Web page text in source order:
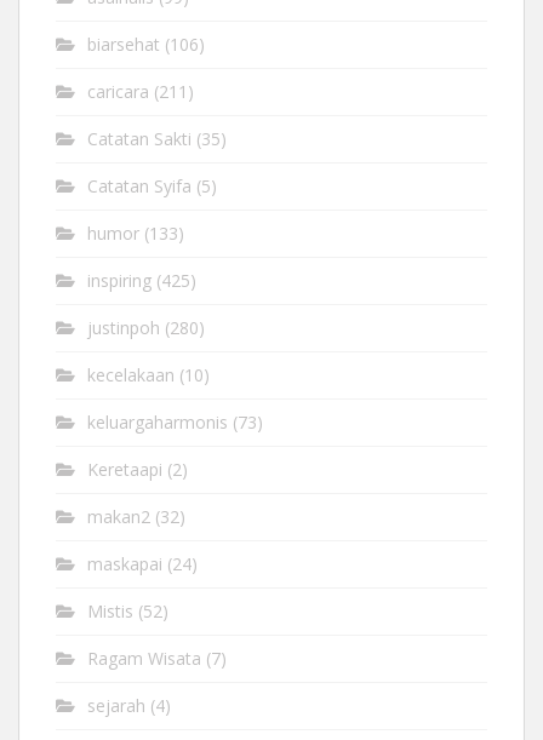
biarsehat (106)
caricara (211)
Catatan Sakti (35)
Catatan Syifa (5)
humor (133)
inspiring (425)
justinpoh (280)
kecelakaan (10)
keluargaharmonis (73)
Keretaapi (2)
makan2 (32)
maskapai (24)
Mistis (52)
Ragam Wisata (7)
sejarah (4)